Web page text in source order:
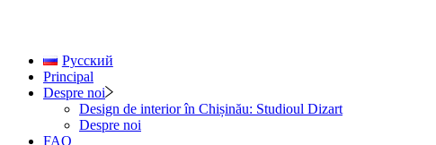
Русский
Principal
Despre noi
Design de interior în Chișinău: Studioul Dizart
Despre noi
FAQ